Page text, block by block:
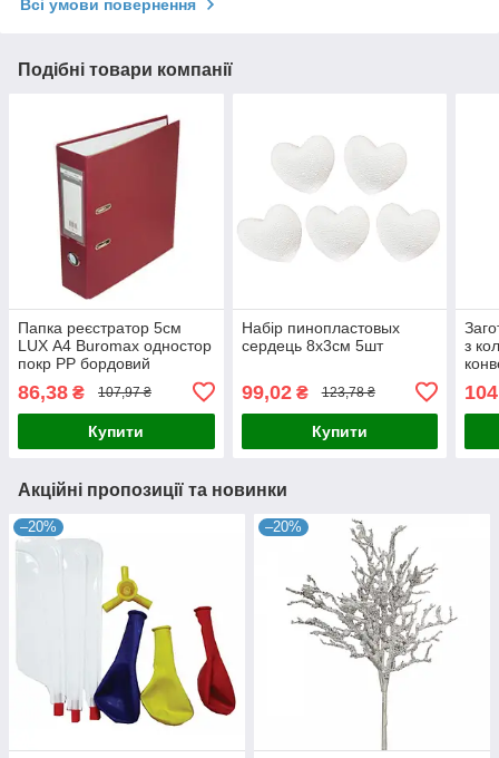
Всі умови повернення
Подібні товари компанії
Папка реєстратор 5см
LUX А4 Buromax одностор
покр РР бордовий
86,38 ₴ 107,97 ₴
Купити
Набір пинопластовых
сердець 8х3см 5шт
99,02₴ 123,78 ₴
Купити
з
Акційні пропозиції та новинки
–20% –20%